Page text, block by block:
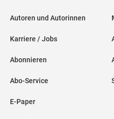
Autoren und Autorinnen
Karriere / Jobs
Abonnieren
Abo-Service
E-Paper